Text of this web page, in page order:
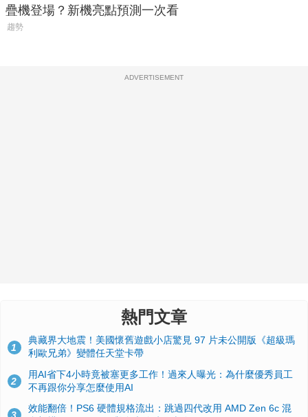
疊機登場？新機亮點預測一次看
趨勢
ADVERTISEMENT
熱門文章
1
典藏界大地震！美國懷舊遊戲小店驚見 97 片未公開版《超級瑪
利歐兄弟》變體任天堂卡帶
2
用AI省下4小時竟被塞更多工作！過來人曝光：為什麼優秀員工
不再跟你分享怎麼使用AI
效能翻倍！PS6 硬體規格流出：跳過四代改用 AMD Zen 6c 混